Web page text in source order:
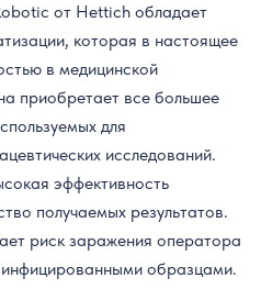
от Hettich обладает
которая в настоящее
в медицинской
приобретает все большее
для
исследований.
эффективность
получаемых результатов.
риск заражения оператора
образцами.